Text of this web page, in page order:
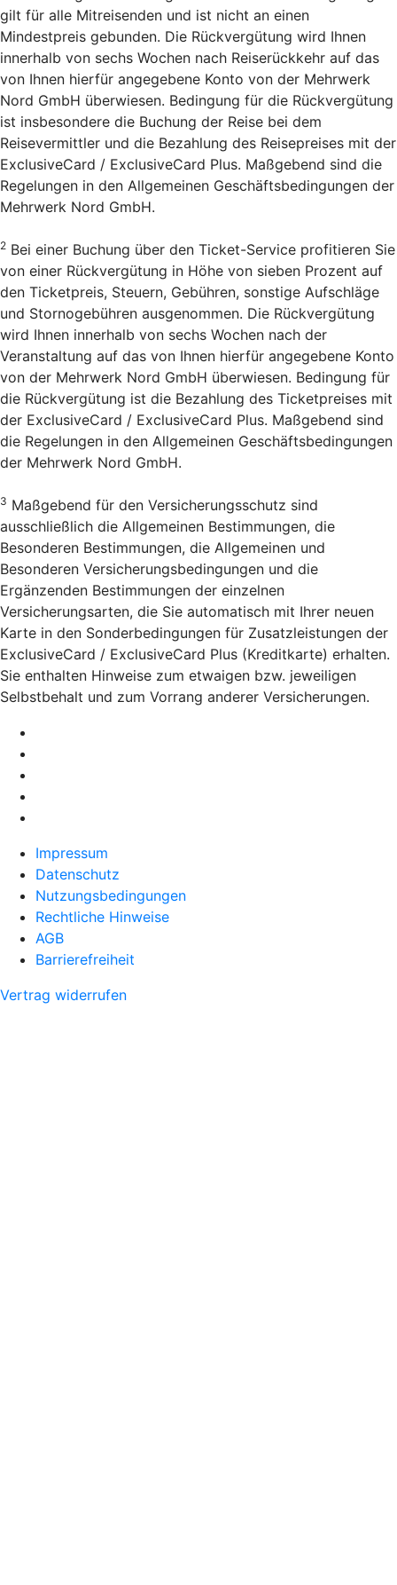
gilt für alle Mitreisenden und ist nicht an einen
Mindestpreis gebunden. Die Rückvergütung wird Ihnen
innerhalb von sechs Wochen nach Reiserückkehr auf das
von Ihnen hierfür angegebene Konto von der Mehrwerk
Nord GmbH überwiesen. Bedingung für die Rückvergütung
ist insbesondere die Buchung der Reise bei dem
Reisevermittler und die Bezahlung des Reisepreises mit der
ExclusiveCard / ExclusiveCard Plus. Maßgebend sind die
Regelungen in den Allgemeinen Geschäftsbedingungen der
Mehrwerk Nord GmbH.
2 Bei einer Buchung über den Ticket-Service profitieren Sie
von einer Rückvergütung in Höhe von sieben Prozent auf
den Ticketpreis, Steuern, Gebühren, sonstige Aufschläge
und Stornogebühren ausgenommen. Die Rückvergütung
wird Ihnen innerhalb von sechs Wochen nach der
Veranstaltung auf das von Ihnen hierfür angegebene Konto
von der Mehrwerk Nord GmbH überwiesen. Bedingung für
die Rückvergütung ist die Bezahlung des Ticketpreises mit
der ExclusiveCard / ExclusiveCard Plus. Maßgebend sind
die Regelungen in den Allgemeinen Geschäftsbedingungen
der Mehrwerk Nord GmbH.
3 Maßgebend für den Versicherungsschutz sind
ausschließlich die Allgemeinen Bestimmungen, die
Besonderen Bestimmungen, die Allgemeinen und
Besonderen Versicherungsbedingungen und die
Ergänzenden Bestimmungen der einzelnen
Versicherungsarten, die Sie automatisch mit Ihrer neuen
Karte in den Sonderbedingungen für Zusatzleistungen der
ExclusiveCard / ExclusiveCard Plus (Kreditkarte) erhalten.
Sie enthalten Hinweise zum etwaigen bzw. jeweiligen
Selbstbehalt und zum Vorrang anderer Versicherungen.
Impressum
Datenschutz
Nutzungsbedingungen
Rechtliche Hinweise
AGB
Barrierefreiheit
Vertrag widerrufen